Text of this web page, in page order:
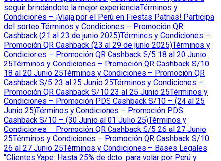
seguir brindándote la mejor experienciaTérminos y
Condiciones – ¡Viaja por el Perú en Fiestas Patrias! Participa
del sorteo Términos y Condiciones – Promoción QR
Cashback (21 al 23 de junio 2025)Términos y Condiciones –
Promoción QR Cashback (23 al 29 de junio 2025)Términos y
Condiciones – Promoción QR Cashback S/5 18 al 20 Junio
25Términos y Condiciones – Promoción QR Cashback S/10
18 al 20 Junio 25Términos y Condiciones – Promoción QR
Cashback S/5 23 al 25 Junio 25Términos y Condiciones –
Promoción QR Cashback S/10 23 al 25 Junio 25Términos y
Condiciones – Promoción PDS Cashback S/10 – (24 al 25
Junio 25)Términos y Condiciones – Promoción PDS
Cashback S/10 – (30 Junio al 01 Julio 25)Términos y
Condiciones – Promoción QR Cashback S/5 26 al 27 Junio
25Términos y Condiciones – Promoción QR Cashback S/10
26 al 27 Junio 25Términos y Condiciones – Bases Legales
“Clientes Yape: Hasta 25% de dcto. para volar por Perú y